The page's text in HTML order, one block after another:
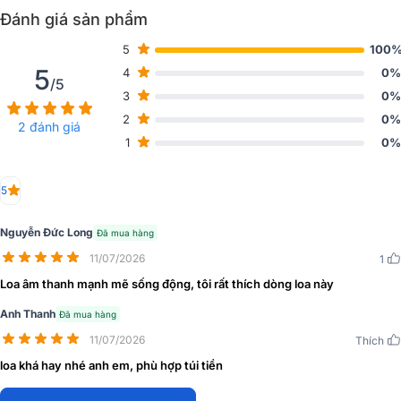
Độ nhạy tín hiệu ngõ
Ngõ vào MIC
Ngõ vào nhạc cụ
(guitar và keyboard)
vào nhạc cụ
Ngõ vào music
Ngõ kết nối mở rộng
Nguồn sạc
Đánh giá sản phẩm
5/5
2 đánh giá
5
4
0%
3
0%
2
0%
1
0%
5
Nguyễn Đức Long Đã mua hàng
11/07/2026 1
Loa âm thanh mạnh mẽ sống động, tôi rất thích dòng loa này
Anh Thanh Đã mua hàng
11/07/2026 Thích
loa khá hay nhé anh em, phù hợp túi tiền